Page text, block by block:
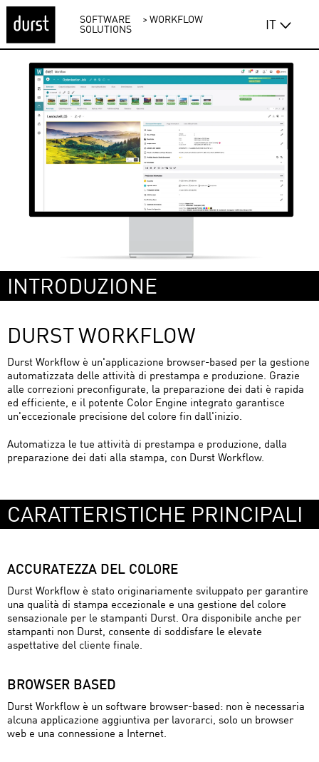
SOFTWARE
SOLUTIONS
> WORKFLOW IT
INTRODUZIONE
DURST WORKFLOW
Durst Workflow è un'applicazione browser-based per la gestione
automatizzata delle attività di prestampa e produzione. Grazie
alle correzioni preconfigurate, la preparazione dei dati è rapida
ed efficiente, e il potente Color Engine integrato garantisce
un'eccezionale precisione del colore fin dall'inizio.
Automatizza le tue attività di prestampa e produzione, dalla
preparazione dei dati alla stampa, con Durst Workflow.
CARATTERISTICHE PRINCIPALI
ACCURATEZZA DEL COLORE
Durst Workflow è stato originariamente sviluppato per garantire
una qualità di stampa eccezionale e una gestione del colore
sensazionale per le stampanti Durst. Ora disponibile anche per
stampanti non Durst, consente di soddisfare le elevate
aspettative del cliente finale.
BROWSER BASED
Durst Workflow è un software browser-based: non è necessaria
alcuna applicazione aggiuntiva per lavorarci, solo un browser
web e una connessione a Internet.